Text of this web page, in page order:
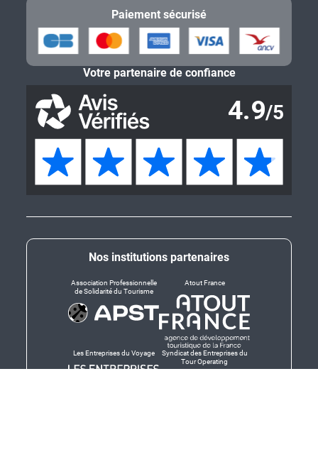
Nos institutions partenaires
Association Professionnelle
de Solidarité du Tourisme
Atout France
Les Entreprises du Voyage
Syndicat des Entreprises du
Tour Operating
Paiement sécurisé
Votre partenaire de confiance